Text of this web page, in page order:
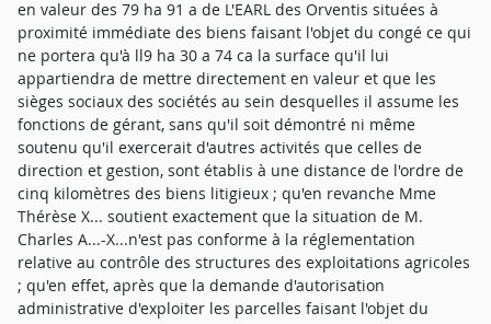
en valeur des 79 ha 91 a de L'EARL des Orventis situées à
proximité immédiate des biens faisant l'objet du congé ce qui
ne portera qu'à ll9 ha 30 a 74 ca la surface qu'il lui
appartiendra de mettre directement en valeur et que les
sièges sociaux des sociétés au sein desquelles il assume les
fonctions de gérant, sans qu'il soit démontré ni même
soutenu qu'il exercerait d'autres activités que celles de
direction et gestion, sont établis à une distance de l'ordre de
cinq kilomètres des biens litigieux ; qu'en revanche Mme
Thérèse X... soutient exactement que la situation de M.
Charles A...-X...n'est pas conforme à la réglementation
relative au contrôle des structures des exploitations agricoles
; qu'en effet, après que la demande d'autorisation
administrative d'exploiter les parcelles faisant l'objet du